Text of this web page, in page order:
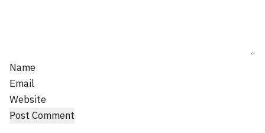
Name
Email
Website